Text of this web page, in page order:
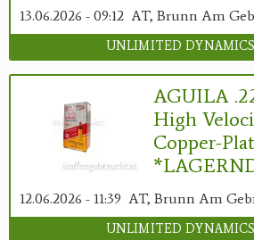
13.06.2026 - 09:12 AT, Brunn Am
UNLIMITED
AGUILA
High
Copper-
12.06.2026 - 11:39 AT, Brunn Am
UNLIMITED